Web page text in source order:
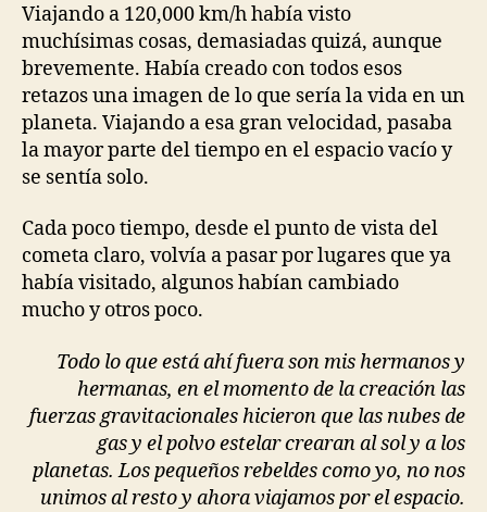
Viajando a 120,000 km/h había visto
muchísimas cosas, demasiadas quizá, aunque
brevemente. Había creado con todos esos
retazos una imagen de lo que sería la vida en un
planeta. Viajando a esa gran velocidad, pasaba
la mayor parte del tiempo en el espacio vacío y
se sentía solo.
Cada poco tiempo, desde el punto de vista del
cometa claro, volvía a pasar por lugares que ya
había visitado, algunos habían cambiado
mucho y otros poco.
Todo lo que está ahí fuera son mis hermanos y
hermanas, en el momento de la creación las
fuerzas gravitacionales hicieron que las nubes de
gas y el polvo estelar crearan al sol y a los
planetas. Los pequeños rebeldes como yo, no nos
unimos al resto y ahora viajamos por el espacio.